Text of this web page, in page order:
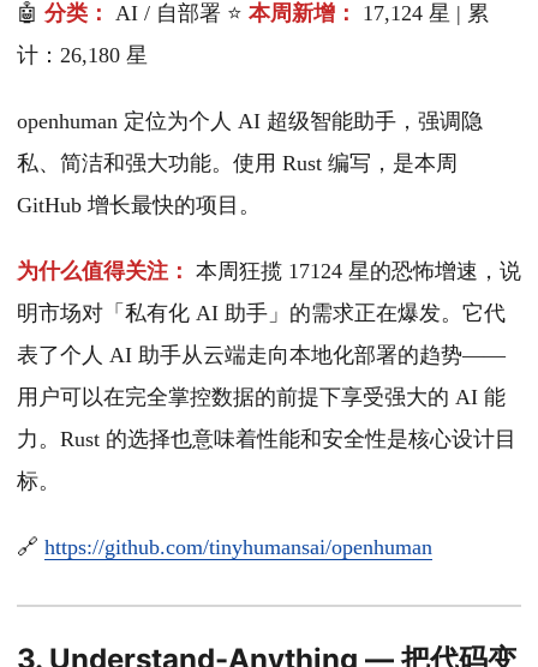
🤖 分类： AI / 自部署 ⭐ 本周新增：
17,124 星 | 累
计：26,180 星
openhuman 定位为个人 AI 超级智能助手，强调隐
私、简洁和强大功能。使用 Rust 编写，是本周
GitHub 增长最快的项目。
为什么值得关注： 本周狂揽 17124 星的恐怖增速，说
明市场对「私有化 AI 助手」的需求正在爆发。它代
表了个人 AI 助手从云端走向本地化部署的趋势——
用户可以在完全掌控数据的前提下享受强大的 AI 能
力。Rust 的选择也意味着性能和安全性是核心设计目
标。
🔗 https://github.com/tinyhumansai/openhuman
3. Understand-Anything — 把代码变